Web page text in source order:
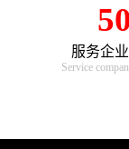
服务企
Service